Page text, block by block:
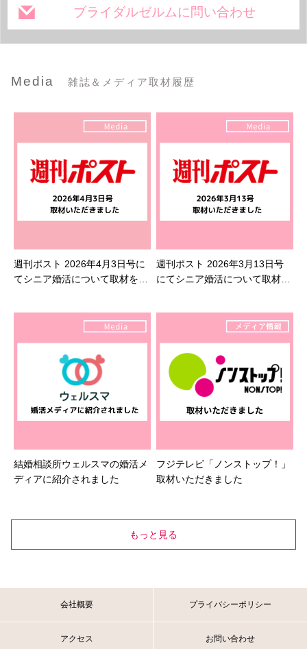
ブライダルゼルムに問い合わせ
Media 雑誌＆メディア取材履歴
週刊ポスト 2026年4月3日号に
てシニア婚活について取材を受
週刊ポスト 2026年3月13日号
にてシニア婚活について取材を
結婚相談所ウェルスマの婚活メ
ディアに紹介されました
フジテレビ「ノンストップ！」
取材いただきました
もっと見る
会社概要 プライバシーポリシー
アクセス お問い合わせ